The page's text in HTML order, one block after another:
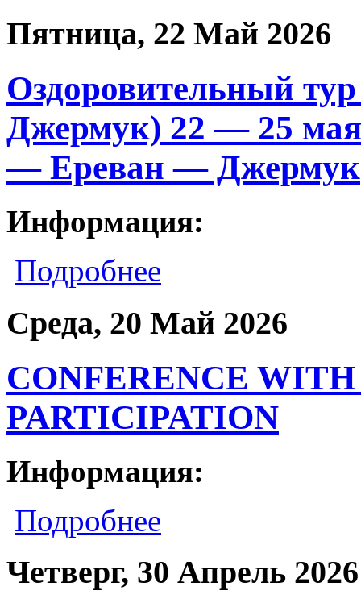
Пятница, 22 Май 2026
Оздоровительный
Джермук) 22 — 25 мая
— Ереван — Джермук
Информация:
Подробнее
Среда, 20 Май 2026
CONFERENCE
PARTICIPATION
Информация:
Подробнее
Четверг, 30 Апрель 2026